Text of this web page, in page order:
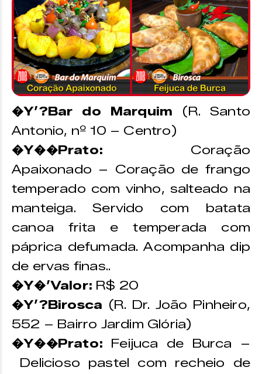
�Y’?Bar do Marquim (R. Santo
Antonio, nº 10 – Centro)
�Y��Prato: Coração
Apaixonado – Coração de frango
temperado com vinho, salteado na
manteiga. Servido com batata
canoa frita e temperada com
páprica defumada. Acompanha dip
de ervas finas..
�Y�’Valor: R$ 20
�Y’?Birosca (R. Dr. João Pinheiro,
552 – Bairro Jardim Glória)
�Y��Prato: Feijuca de Burca –
Delicioso pastel com recheio de